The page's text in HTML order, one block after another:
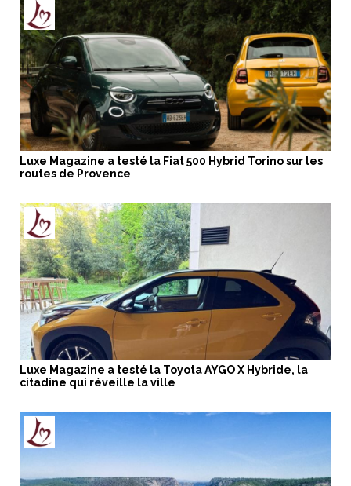
Luxe Magazine a testé la Fiat 500 Hybrid Torino sur les
routes de Provence
Luxe Magazine a testé la Toyota AYGO X Hybride, la
citadine qui réveille la ville